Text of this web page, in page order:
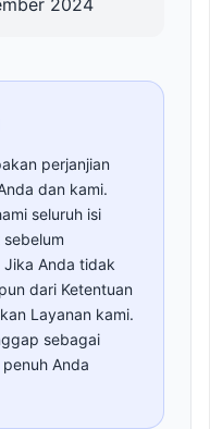
2024
perjanjian
dan kami.
seluruh isi
Jika Anda tidak
dari Ketentuan
Layanan kami.
sebagai
Anda